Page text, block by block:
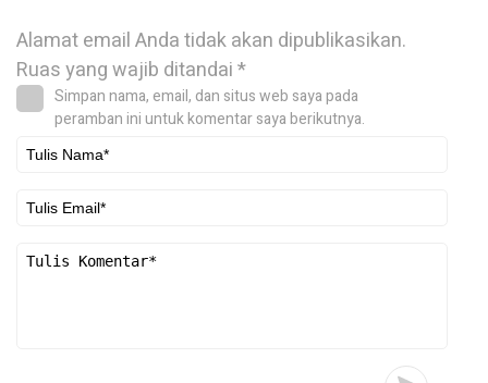
Alamat email Anda tidak akan dipublikasikan.
Ruas yang wajib ditandai*
Simpan nama, email, dan situs web saya pada
peramban ini untuk komentar saya berikutnya.